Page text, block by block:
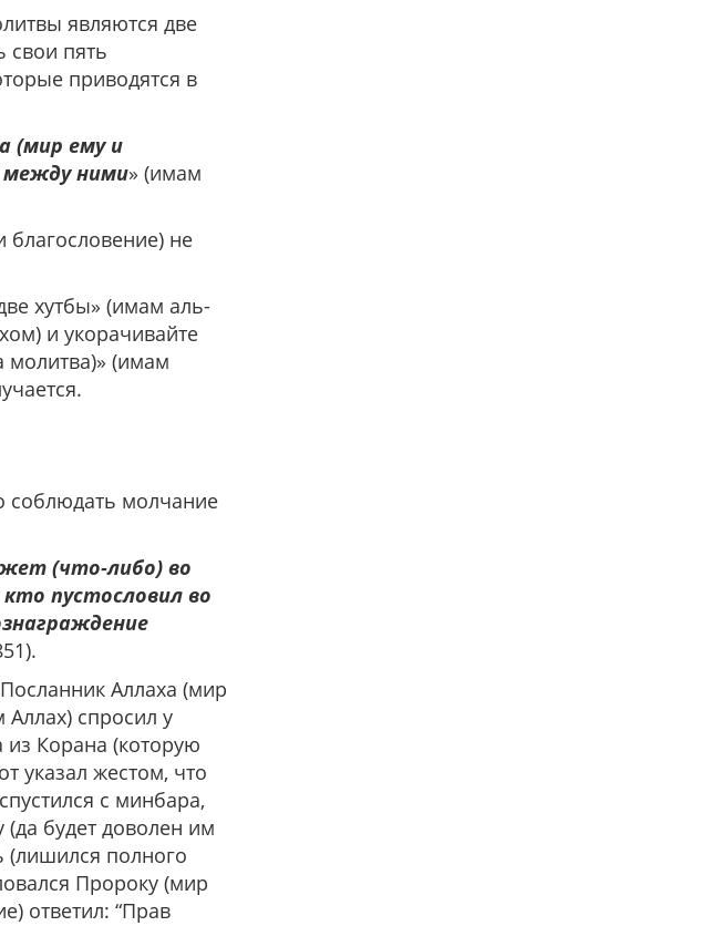
являются две
свои пять
приводятся в
(мир ему и
между ними» (имам
благословение) не
хутбы» (имам аль-
и укорачивайте
молитва)» (имам
соблюдать молчание
(что-либо) во
пустословил во
Аллаха (мир
Аллах) спросил у
из Корана (которую
указал жестом, что
с минбара,
(да будет доволен им
(лишился полного
Пророку (мир
ответил: “Прав